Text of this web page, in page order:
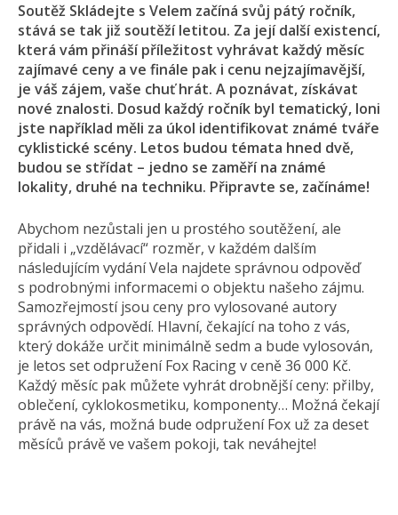
Soutěž Skládejte s Velem začíná svůj pátý ročník,
stává se tak již soutěží letitou. Za její další existencí,
která vám přináší příležitost vyhrávat každý měsíc
zajímavé ceny a ve finále pak i cenu nejzajímavější,
je váš zájem, vaše chuť hrát. A poznávat, získávat
nové znalosti. Dosud každý ročník byl tematický, loni
jste například měli za úkol identifikovat známé tváře
cyklistické scény. Letos budou témata hned dvě,
budou se střídat – jedno se zaměří na známé
lokality, druhé na techniku. Připravte se, začínáme!
Abychom nezůstali jen u prostého soutěžení, ale
přidali i „vzdělávací“ rozměr, v každém dalším
následujícím vydání Vela najdete správnou odpověď
s podrobnými informacemi o objektu našeho zájmu.
Samozřejmostí jsou ceny pro vylosované autory
správných odpovědí. Hlavní, čekající na toho z vás,
který dokáže určit minimálně sedm a bude vylosován,
je letos set odpružení Fox Racing v ceně 36 000 Kč.
Každý měsíc pak můžete vyhrát drobnější ceny: přilby,
oblečení, cyklokosmetiku, komponenty… Možná čekají
právě na vás, možná bude odpružení Fox už za deset
měsíců právě ve vašem pokoji, tak neváhejte!